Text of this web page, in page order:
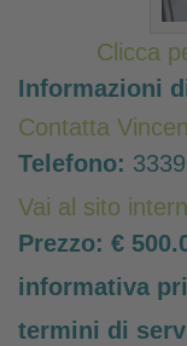
Clicca
Informazioni
Contatta
Telefono:
Vai al sito
Prezzo: €
informativa
termini di